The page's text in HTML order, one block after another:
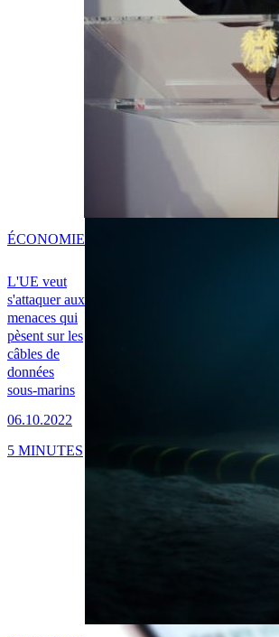
L'UE veut
s'attaquer aux
menaces qui
pèsent sur les
câbles de
données
sous-marins
06.10.2022
ÉCONOMIE
5 MINUTES